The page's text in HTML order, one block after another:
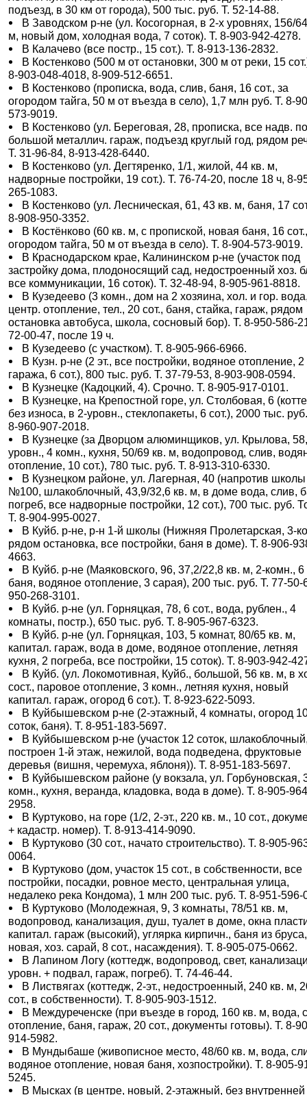
подъезд, в 30 км от города), 500 тыс. руб. Т. 52-14-88.
В Заводском р-не (ул. Косогорная, в 2-х уровнях, 156/
м, новый дом, холодная вода, 7 соток). Т. 8-903-942-4278.
В Калачево (все постр., 15 сот.). Т. 8-913-136-2832.
В Костенково (500 м от остановки, 300 м от реки, 15
8-903-048-4018, 8-909-512-6651.
В Костенково (прописка, вода, слив, баня, 16 сот., за
огородом тайга, 50 м от въезда в село), 1,7 млн руб. Т. 8-
573-9019.
В Костенково (ул. Береговая, 28, прописка, все надв.
большой металлич. гараж, подъезд круглый год, рядом
Т. 31-96-84, 8-913-428-6440.
В Костенково (ул. Дегтяренко, 1/1, жилой, 44 кв. м,
надворные постройки, 19 сот.). Т. 76-74-20, после 18 ч, 8-
265-1083.
В Костенково (ул. Лесническая, 61, 43 кв. м, баня, 17
8-908-950-3352.
В Костёнково (60 кв. м, с пропиской, новая баня, 16
огородом тайга, 50 м от въезда в село). Т. 8-904-573-9019.
В Краснодарском крае, Калининском р-не (участок под
застройку дома, плодоносящий сад, недостроенный хоз.
все коммуникации, 16 соток). Т. 32-48-94, 8-905-961-8818.
В Кузедеево (3 комн., дом на 2 хозяина, хол. и гор.
центр. отопление, тел., 20 сот., баня, стайка, гараж, рядом
остановка автобуса, школа, сосновый бор). Т. 8-950-586-
72-00-47, после 19 ч.
В Кузедеево (с участком). Т. 8-905-966-6966.
В Кузн. р-не (2 эт., все постройки, водяное отопление, 2
гаража, 6 сот.), 800 тыс. руб. Т. 37-79-53, 8-903-908-0594.
В Кузнецке (Кадоцкий, 4). Срочно. Т. 8-905-917-0101.
В Кузнецке, на Крепостной горе, ул. Столбовая, 6
без износа, в 2-уровн., стеклопакеты, 6 сот.), 2000 тыс.
8-960-907-2018.
В Кузнецке (за Дворцом алюминщиков, ул. Крылова,
уровн., 4 комн., кухня, 50/69 кв. м, водопровод, слив,
отопление, 10 сот.), 780 тыс. руб. Т. 8-913-310-6330.
В Кузнецком районе, ул. Лагерная, 40 (напротив школы
№100, шлакоблочный, 43,9/32,6 кв. м, в доме вода, слив,
погреб, все надворные постройки, 12 сот.), 700 тыс. руб.
Т. 8-904-995-0027.
В Куйб. р-не, р-н 1-й школы (Нижняя Пролетарская, 3-
рядом остановка, все постройки, баня в доме). Т. 8-906-
4663.
В Куйб. р-не (Маяковского, 96, 37,2/22,8 кв. м, 2-комн., 6
баня, водяное отопление, 3 сарая), 200 тыс. руб. Т. 77-50-
950-268-3101.
В Куйб. р-не (ул. Горняцкая, 78, 6 сот., вода, рублен., 4
комнаты, постр.), 650 тыс. руб. Т. 8-905-967-6323.
В Куйб. р-не (ул. Горняцкая, 103, 5 комнат, 80/65 кв. м,
капитал. гараж, вода в доме, водяное отопление, летняя
кухня, 2 погреба, все постройки, 15 соток). Т. 8-903-942-
В Куйб. (ул. Локомотивная, Куйб., большой, 56 кв. м, в
сост., паровое отопление, 3 комн., летняя кухня, новый
капитал. гараж, огород 6 сот.). Т. 8-923-622-5093.
В Куйбышевском р-не (2-этажный, 4 комнаты, огород
соток, баня). Т. 8-951-183-5697.
В Куйбышевском р-не (участок 12 соток,
построен 1-й этаж, нежилой, вода подведена, фруктовые
деревья (вишня, черемуха, яблоня)). Т. 8-951-183-5697.
В Куйбышевском районе (у вокзала, ул. Горбуновская,
комн., кухня, веранда, кладовка, вода в доме). Т. 8-905-
2958.
В Куртуково, на горе (1/2, 2-эт., 220 кв. м., 10 сот.,
+ кадастр. номер). Т. 8-913-414-9090.
В Куртуково (30 сот., начато строительство). Т. 8-905-
0064.
В Куртуково (дом, участок 15 сот., в собственности, все
постройки, посадки, ровное место, центральная улица,
недалеко река Кондома), 1 млн 200 тыс. руб. Т. 8-951-596-
В Куртуково (Молодежная, 9, 3 комнаты, 78/51 кв. м,
водопровод, канализация, душ, туалет в доме, окна
капитал. гараж (высокий), углярка кирпичн., баня из бруса,
новая, хоз. сарай, 8 сот., насаждения). Т. 8-905-075-0662.
В Лапином Логу (коттедж, водопровод, свет,
уровн. + подвал, гараж, погреб). Т. 74-46-44.
В Листвягах (коттедж, 2-эт., недостроенный, 240 кв. м,
сот., в собственности). Т. 8-905-903-1512.
В Междуреченске (при въезде в город, 160 кв. м, вода,
отопление, баня, гараж, 20 сот., документы готовы). Т. 8-
914-5982.
В Мундыбаше (живописное место, 48/60 кв. м, вода,
водяное отопление, новая баня, хозпостройки). Т. 8-905-
5245.
В Мысках (в центре, новый, 2-этажный, без внутренней